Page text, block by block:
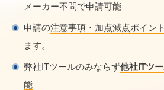
メーカー不問で申請可能
申請の注意事項・加点減点ポイン
ます。
弊社ITツールのみならず他社ITツ
能